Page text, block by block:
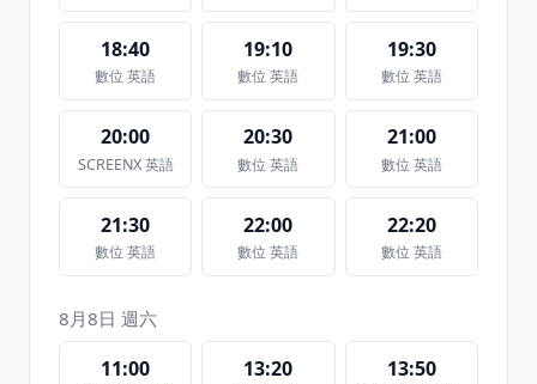
18:40
數位 英語
19:10
數位 英語
19:30
數位 英語
20:00
SCREENX 英語
20:30
數位 英語
21:00
數位 英語
21:30
數位 英語
22:00
數位 英語
22:20
數位 英語
8月8日 週六
11:00 13:20 13:50